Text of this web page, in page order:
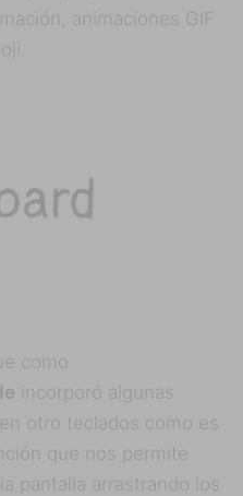
animaciones GIF
como
incorporó algunas
otro teclados como es
que nos permite
pantalla arrastrando los